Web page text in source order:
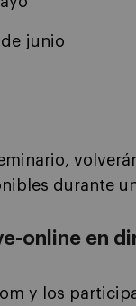
junio
durante
online en
y los